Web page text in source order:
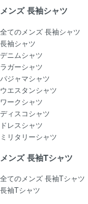
メンズ 長袖シャツ
全てのメンズ 長袖シャツ
長袖シャツ
デニムシャツ
ラガーシャツ
パジャマシャツ
ウエスタンシャツ
ワークシャツ
ディスコシャツ
ドレスシャツ
ミリタリーシャツ
メンズ 長袖Tシャツ
全てのメンズ 長袖Tシャツ
長袖Tシャツ